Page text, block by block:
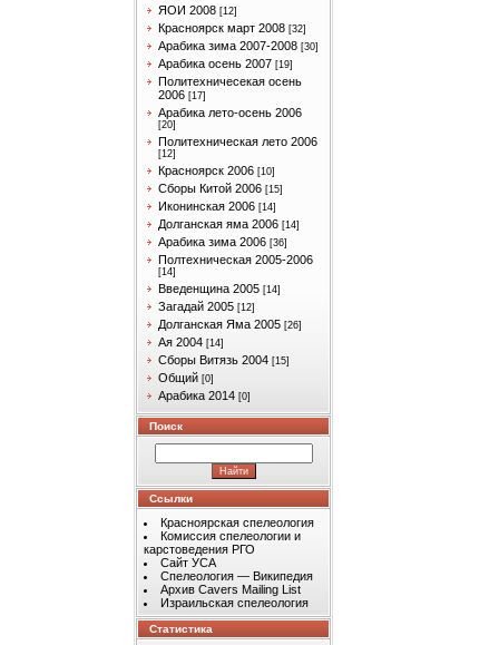
ЯОИ 2008 [12]
Красноярск март 2008 [32]
Арабика зима 2007-2008 [30]
Арабика осень 2007 [19]
Политехничесекая осень
2006 [17]
Арабика лето-осень 2006
[20]
Политехническая лето 2006
[12]
Красноярск 2006 [10]
Сборы Китой 2006 [15]
Иконинская 2006 [14]
Долганская яма 2006 [14]
Арабика зима 2006 [36]
Полтехническая 2005-2006
[14]
Введенщина 2005 [14]
Загадай 2005 [12]
Долганская Яма 2005 [26]
Ая 2004 [14]
Сборы Витязь 2004 [15]
Общий [0]
Арабика 2014 [0]
Поиск
Ссылки
Красноярская спелеология
Комиссия спелеологии и
карстоведения РГО
Сайт УСА
Спелеология — Википедия
Архив Cavers Mailing List
Израильская спелеология
Статистика